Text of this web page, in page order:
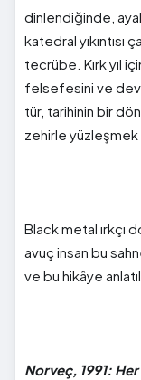
dinlendiğinde,
katedral yıkıntısı
tecrübe. Kırk yıl
felsefesini ve
tür, tarihinin bir
zehirle yüzleşmek
Black metal ırkçı
avuç insan bu
ve bu hikâye
Norveç, 1991: